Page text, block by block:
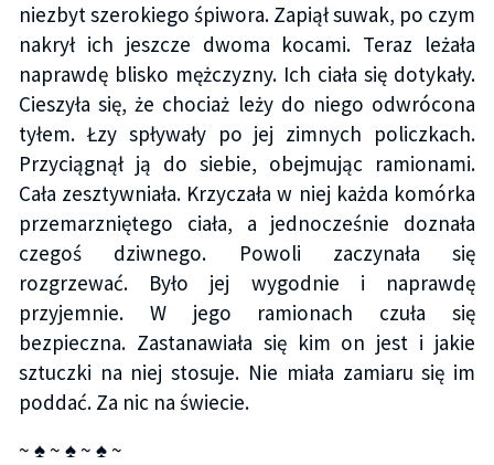
niezbyt szerokiego śpiwora. Zapiął suwak, po czym
nakrył ich jeszcze dwoma kocami. Teraz leżała
naprawdę blisko mężczyzny. Ich ciała się dotykały.
Cieszyła się, że chociaż leży do niego odwrócona
tyłem. Łzy spływały po jej zimnych policzkach.
Przyciągnął ją do siebie, obejmując ramionami.
Cała zesztywniała. Krzyczała w niej każda komórka
przemarzniętego ciała, a jednocześnie doznała
czegoś dziwnego. Powoli zaczynała się
rozgrzewać. Było jej wygodnie i naprawdę
przyjemnie. W jego ramionach czuła się
bezpieczna. Zastanawiała się kim on jest i jakie
sztuczki na niej stosuje. Nie miała zamiaru się im
poddać. Za nic na świecie.
~ ♠ ~ ♠ ~ ♠ ~